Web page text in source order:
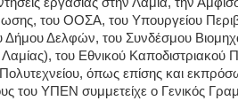
εργασίας στην Λαμία, την
του ΟΟΣΑ, του Υπουργείου
Δήμου Δελφών, του Συνδέσμου
του Εθνικού Καποδιστριακού
όπως επίσης και
του ΥΠΕΝ συμμετείχε ο Γενικός